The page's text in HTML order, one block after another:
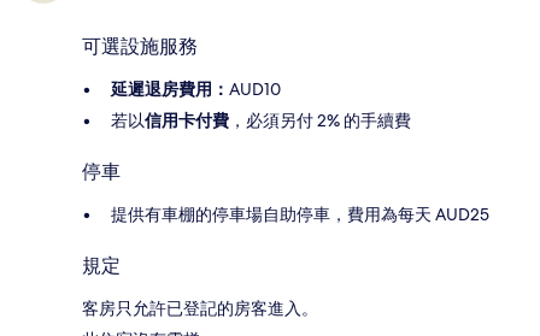
可選設施服務
延遲退房費用： AUD10
若以信用卡付費 ，必須另付 2% 的手續費
停車
提供有車棚的停車場自助停車，費用為每天 AUD25
規定
客房只允許已登記的房客進入。